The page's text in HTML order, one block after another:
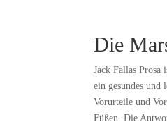
Die
Jack Fallas Prosa
ein gesundes und
Vorurteile und
Füßen. Die